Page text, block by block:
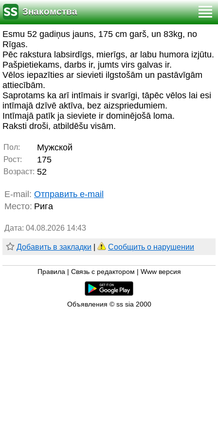
Знакомства
Esmu 52 gadiņus jauns, 175 cm garš, un 83kg, no
Rīgas.
Pēc rakstura labsirdīgs, mierīgs, ar labu humora izjūtu.
Pašpietiekams, darbs ir, jumts virs galvas ir.
Vēlos iepazīties ar sievieti ilgstošām un pastāvīgām
attiecībām.
Saprotams ka arī intīmais ir svarīgi, tāpēc vēlos lai esi
intīmajā dzīvē aktīva, bez aizspriedumiem.
Intīmajā patīk ja sieviete ir dominējošā loma.
Raksti droši, atbildēšu visām.
Пол: Мужской
Рост: 175
Возраст: 52
E-mail: Отправить e-mail
Место: Рига
Дата: 04.08.2026 14:43
Добавить в закладки Сообщить о нарушении
Правила Связь с редактором Www версия
Объявления © ss sia 2000